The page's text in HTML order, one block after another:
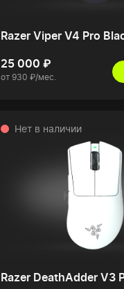
Razer Viper V4 Pro
25 000 ₽
от 930 ₽/мес.
Нет в наличии
Razer DeathAdder V3